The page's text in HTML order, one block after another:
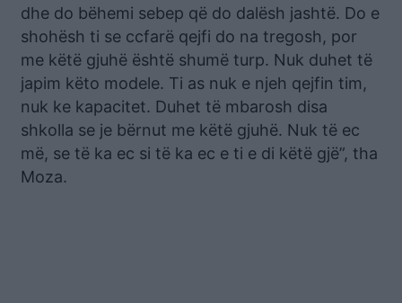
dhe do bëhemi sebep që do dalësh jashtë. Do e
shohësh ti se ccfarë qejfi do na tregosh, por
me këtë gjuhë është shumë turp. Nuk duhet të
japim këto modele. Ti as nuk e njeh qejfin tim,
nuk ke kapacitet. Duhet të mbarosh disa
shkolla se je bërnut me këtë gjuhë. Nuk të ec
më, se të ka ec si të ka ec e ti e di këtë gjë”, tha
Moza.